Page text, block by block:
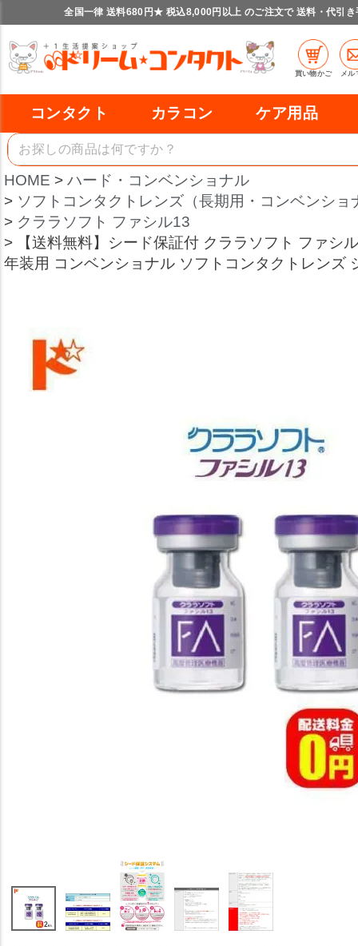
全国一律 送料680円★ 税込8,000円以上 のご注文で 送料・代引き
買い物かご メル
コンタクト カラコン ケア用品
HOME
ハード・コンベンショナル
ソフトコンタクトレンズ（長期用・コンベンショ
クララソフト ファシル13
【送料無料】シード保証付 クララソフト ファシ
年装用 コンベンショナル ソフトコンタクトレンズ